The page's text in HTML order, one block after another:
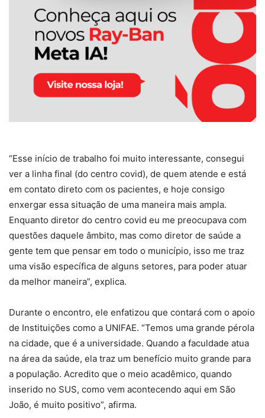
“Esse início de trabalho foi muito interessante, consegui
ver a linha final (do centro covid), de quem atende e está
em contato direto com os pacientes, e hoje consigo
enxergar essa situação de uma maneira mais ampla.
Enquanto diretor do centro covid eu me preocupava com
questões daquele âmbito, mas como diretor de saúde a
gente tem que pensar em todo o município, isso me traz
uma visão específica de alguns setores, para poder atuar
da melhor maneira”, explica.
Durante o encontro, ele enfatizou que contará com o apoio
de Instituições como a UNIFAE. “Temos uma grande pérola
na cidade, que é a universidade. Quando a faculdade atua
na área da saúde, ela traz um benefício muito grande para
a população. Acredito que o meio acadêmico, quando
inserido no SUS, como vem acontecendo aqui em São
João, é muito positivo”, afirma.